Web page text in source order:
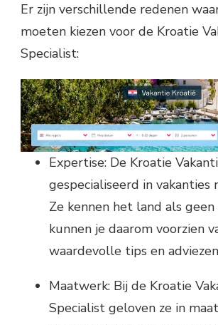
Er zijn verschillende redenen
moeten kiezen voor de Kroatie
Specialist:
Expertise: De Kroatie
gespecialiseerd in vakanties
Ze kennen het land als
kunnen je daarom voorzien
waardevolle tips en
Maatwerk: Bij de Kroatie
Specialist geloven ze in